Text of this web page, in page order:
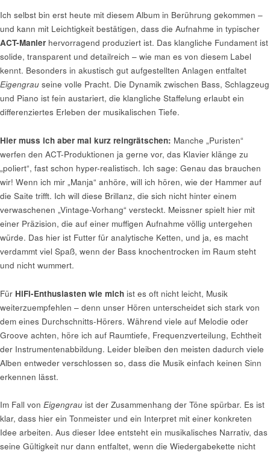
Ich selbst bin erst heute mit diesem Album in Berührung gekommen –
und kann mit Leichtigkeit bestätigen, dass die Aufnahme in typischer
ACT-Manier hervorragend produziert ist. Das klangliche Fundament ist
solide, transparent und detailreich – wie man es von diesem Label
kennt. Besonders in akustisch gut aufgestellten Anlagen entfaltet
Eigengrau seine volle Pracht. Die Dynamik zwischen Bass, Schlagzeug
und Piano ist fein austariert, die klangliche Staffelung erlaubt ein
differenziertes Erleben der musikalischen Tiefe.
Hier muss ich aber mal kurz reingrätschen: Manche „Puristen“
werfen den ACT-Produktionen ja gerne vor, das Klavier klänge zu
„poliert“, fast schon hyper-realistisch. Ich sage: Genau das brauchen
wir! Wenn ich mir „Manja“ anhöre, will ich hören, wie der Hammer auf
die Saite trifft. Ich will diese Brillanz, die sich nicht hinter einem
verwaschenen „Vintage-Vorhang“ versteckt. Meissner spielt hier mit
einer Präzision, die auf einer muffigen Aufnahme völlig untergehen
würde. Das hier ist Futter für analytische Ketten, und ja, es macht
verdammt viel Spaß, wenn der Bass knochentrocken im Raum steht
und nicht wummert.
Für HiFi-Enthusiasten wie mich ist es oft nicht leicht, Musik
weiterzuempfehlen – denn unser Hören unterscheidet sich stark von
dem eines Durchschnitts-Hörers. Während viele auf Melodie oder
Groove achten, höre ich auf Raumtiefe, Frequenzverteilung, Echtheit
der Instrumentenabbildung. Leider bleiben den meisten dadurch viele
Alben entweder verschlossen so, dass die Musik einfach keinen Sinn
erkennen lässt.
Im Fall von Eigengrau ist der Zusammenhang der Töne spürbar. Es ist
klar, dass hier ein Tonmeister und ein Interpret mit einer konkreten
Idee arbeiten. Aus dieser Idee entsteht ein musikalisches Narrativ, das
seine Gültigkeit nur dann entfaltet, wenn die Wiedergabekette nicht